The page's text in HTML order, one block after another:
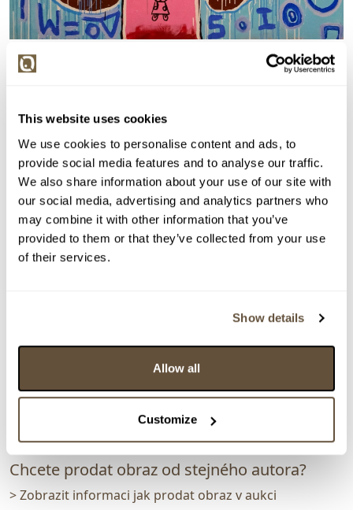
This website uses cookies
We use cookies to personalise content and ads, to
provide social media features and to analyse our traffic.
We also share information about your use of our site with
our social media, advertising and analytics partners who
may combine it with other information that you’ve
provided to them or that they’ve collected from your use
of their services.
Show details
Allow all
Customize
Detail položky
> Zobrazit detail položky a informace o autorovi
> zpět na aukční výsledky
VYDRAŽENO TOP
WEAREBACKINDAHOOD
25.09.2025 22:14:53
Vyvolávací cena:
3 000 Kč
Zpět na aukční výsledky
Chcete prodat obraz od stejného autora?
> Zobrazit informaci jak prodat obraz v aukci